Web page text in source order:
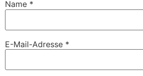
Name *
E-Mail-Adresse *